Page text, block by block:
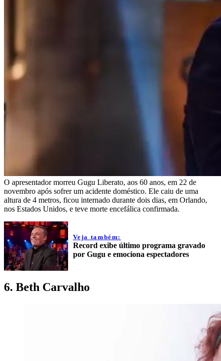
O apresentador morreu Gugu Liberato, aos 60 anos, em 22 de
novembro após sofrer um acidente doméstico. Ele caiu de uma
altura de 4 metros, ficou internado durante dois dias, em Orlando,
nos Estados Unidos, e teve morte encefálica confirmada.
Veja também:
Record exibe último programa gravado
por Gugu e emociona espectadores
6. Beth Carvalho